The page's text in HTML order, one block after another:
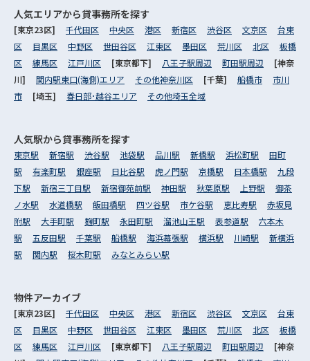
人気エリアから貸事務所を探す
[東京23区] 千代田区 中央区 港区 新宿区 渋谷区 文京区
台東
区
目黒区 中野区 世田谷区 江東区 墨田区 荒川区 北区
板橋
区
練馬区 江戸川区 [東京都下] 八王子駅周辺 町田駅周辺
[神奈
川] 関内駅東口(海側)エリア その他神奈川区 [千葉] 船橋市
市川
市
[埼玉] 春日部･越谷エリア その他埼玉全域
人気駅から貸事務所を探す
東京駅 新宿駅 渋谷駅 池袋駅 品川駅 新橋駅 浜松町駅
田町
駅
有楽町駅 銀座駅 日比谷駅 虎ノ門駅 京橋駅 日本橋駅
九段
下駅
新宿三丁目駅 新宿御苑前駅 神田駅 秋葉原駅 上野駅
御茶
ノ水駅
水道橋駅 飯田橋駅 四ツ谷駅 市ケ谷駅 恵比寿駅
赤坂見
附駅
大手町駅 麹町駅 永田町駅 溜池山王駅 表参道駅
六本木
駅
五反田駅 千葉駅 船橋駅 海浜幕張駅 横浜駅 川崎駅
新横浜
駅
関内駅 桜木町駅 みなとみらい駅
物件アーカイブ
[東京23区] 千代田区 中央区 港区 新宿区 渋谷区 文京区
台東
区
目黒区 中野区 世田谷区 江東区 墨田区 荒川区 北区
板橋
区
練馬区 江戸川区 [東京都下] 八王子駅周辺 町田駅周辺
[神奈